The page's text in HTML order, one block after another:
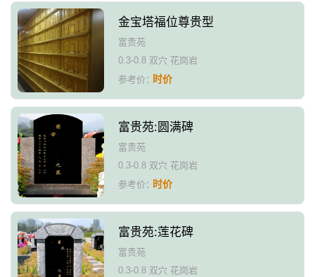
金宝塔福位尊贵型
富贵苑
0.3-0.8 双穴 花岗岩
参考价：时价
富贵苑:圆满碑
富贵苑
0.3-0.8 双穴 花岗岩
参考价：时价
富贵苑:莲花碑
富贵苑
0.3-0.8 双穴 花岗岩